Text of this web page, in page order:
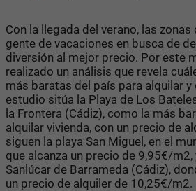
Con la llegada del verano, las
gente de vacaciones en busca de
diversión al mejor precio. Por este
realizado un análisis que revela
más baratas del país para alquilar y
estudio sitúa la Playa de Los
la Frontera (Cádiz), como la más
alquilar vivienda, con un precio de
siguen la playa San Miguel, en el
que alcanza un precio de 9,95€/m2,
Sanlúcar de Barrameda (Cádiz),
un precio de alquiler de 10,25€/m2.